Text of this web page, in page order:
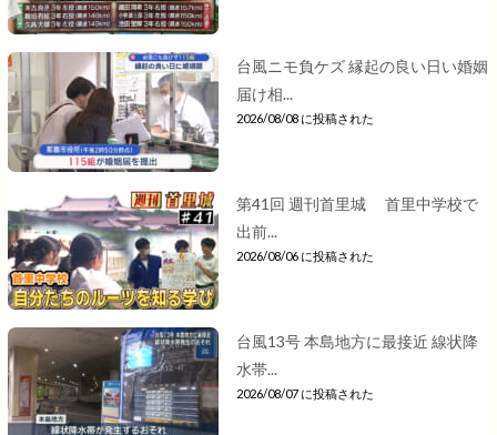
台風ニモ負ケズ 縁起の良い日い婚姻
届け相...
2026/08/08 に投稿された
第41回 週刊首里城 首里中学校で
出前...
2026/08/06 に投稿された
台風13号 本島地方に最接近 線状降
水帯...
2026/08/07 に投稿された